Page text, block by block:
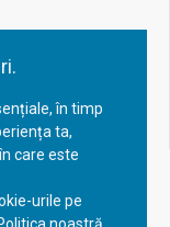
în timp
ta,
care este
urile pe